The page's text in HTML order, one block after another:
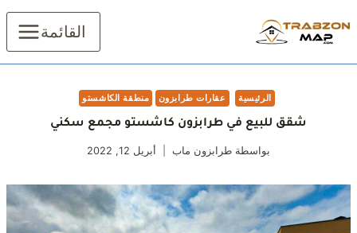
إلى
المحتوى
القائمة
الرئيسية عقارات طرابزون منطقة الكاشستو
شقق للبيع في طرابزون كاشستو مجمع سكني
بواسطة طرابزون ماب أبريل 12, 2022